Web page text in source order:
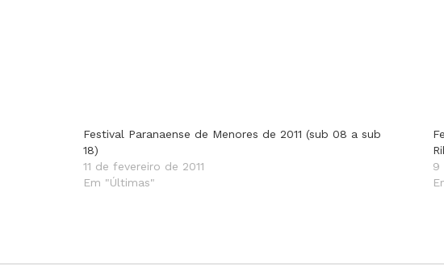
Festival Paranaense de Menores de 2011 (sub 08 a sub
18)
11 de fevereiro de 2011
Em "Últimas"
9